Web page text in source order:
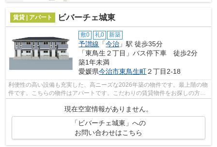
賃貸 | アパート ビバーチェ城東
敷0 礼0 新築
予讃線 「今治 」駅 徒歩35分
「東鳥生２丁目」バス停下車 徒歩2分
築1年未満
愛媛県今治市東鳥生町２丁目2-18
利便性の高い設備も充実した、高ニーズな2026年築の物件です。最上階の物
件です。こちらの物件はアパートです。こだわりの賃貸物件をお探しの方
は、ぜひ当社にお任せ下さい。豊富な賃...
現在空室情報がありません。
「ビバーチェ城東」への
お問い合わせはこちら